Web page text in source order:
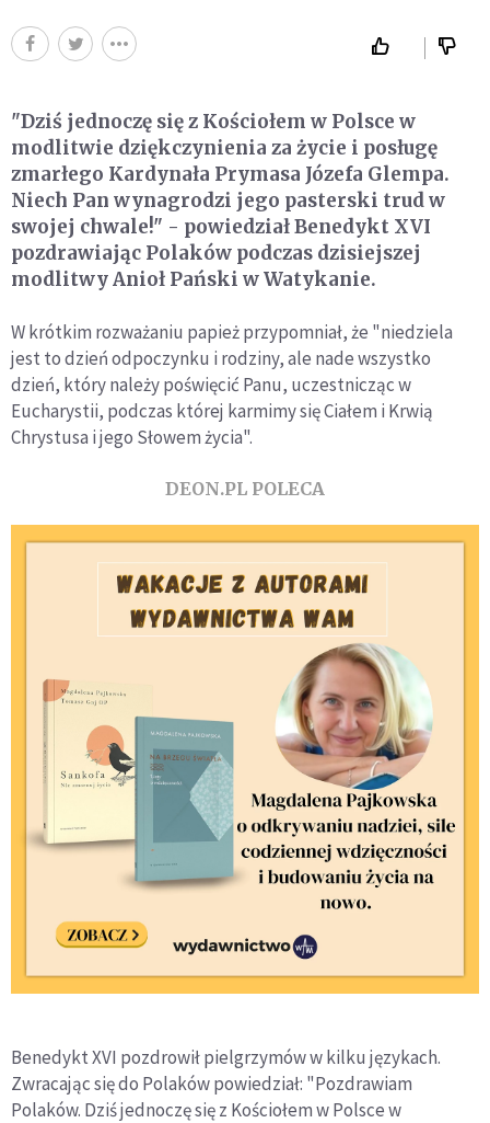
"Dziś jednoczę się z Kościołem w Polsce w
modlitwie dziękczynienia za życie i posługę
zmarłego Kardynała Prymasa Józefa Glempa.
Niech Pan wynagrodzi jego pasterski trud w
swojej chwale!" - powiedział Benedykt XVI
pozdrawiając Polaków podczas dzisiejszej
modlitwy Anioł Pański w Watykanie.
W krótkim rozważaniu papież przypomniał, że "niedziela
jest to dzień odpoczynku i rodziny, ale nade wszystko
dzień, który należy poświęcić Panu, uczestnicząc w
Eucharystii, podczas której karmimy się Ciałem i Krwią
Chrystusa i jego Słowem życia".
DEON.PL POLECA
Benedykt XVI pozdrowił pielgrzymów w kilku językach.
Zwracając się do Polaków powiedział: "Pozdrawiam
Polaków. Dziś jednoczę się z Kościołem w Polsce w